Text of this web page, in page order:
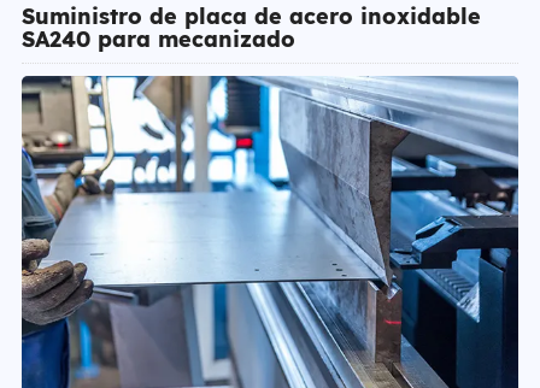
Suministro de placa de acero inoxidable
SA240 para mecanizado